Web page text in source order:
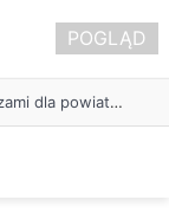
Ostrzeżenie drugiego stopnia przed burzami dla powiatu radomszczańskiego
POGLĄD